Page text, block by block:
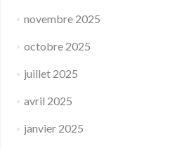
novembre 2025
octobre 2025
juillet 2025
avril 2025
janvier 2025